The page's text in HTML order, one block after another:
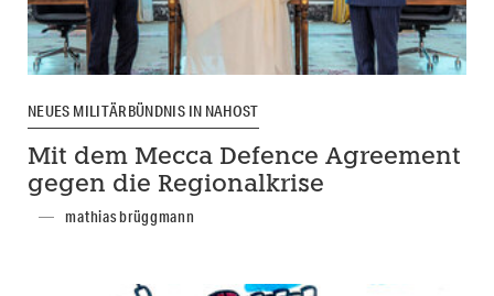
NEUES MILITÄRBÜNDNIS IN NAHOST
Mit dem Mecca Defence Agreement
gegen die Regionalkrise
mathias brüggmann